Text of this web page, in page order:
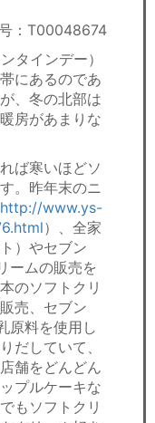
：T00048674
タインデー）
にあるのであ
、冬の北部は
房があまりな
ば寒いほどソ
。昨年末のニ
http://www.ys-
）、全家
）やセブン
ームの販売を
のソフトクリ
売、セブン
原料を使用し
だしていて、
舗をどんどん
プルケーキな
もソフトクリ